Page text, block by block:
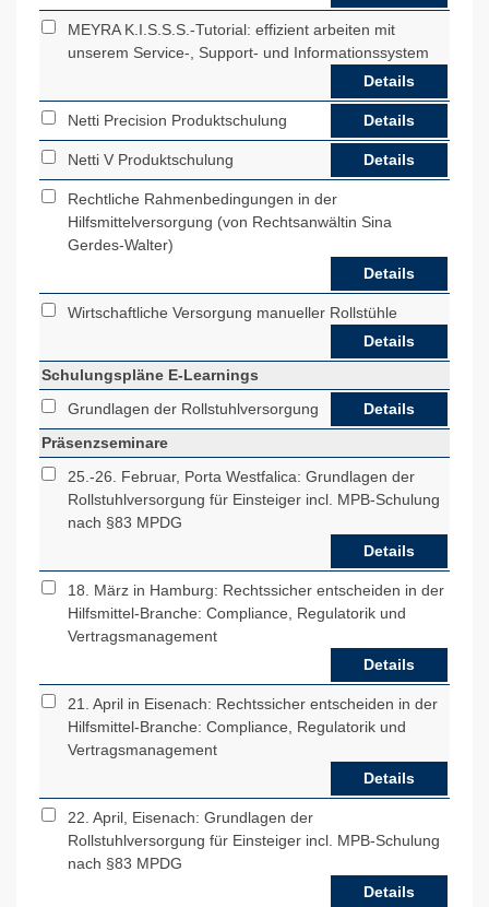
MEYRA K.I.S.S.S.-Tutorial: effizient arbeiten mit
unserem Service-, Support- und Informationssystem
Details
Netti Precision Produktschulung Details
Netti V Produktschulung Details
Rechtliche Rahmenbedingungen in der
Hilfsmittelversorgung (von Rechtsanwältin Sina
Gerdes-Walter)
Details
Wirtschaftliche Versorgung manueller Rollstühle
Details
Schulungspläne E-Learnings
Grundlagen der Rollstuhlversorgung
Details
Präsenzseminare
25.-26. Februar, Porta Westfalica: Grundlagen der
Rollstuhlversorgung für Einsteiger incl. MPB-Schulung
nach §83 MPDG
Details
18. März in Hamburg: Rechtssicher entscheiden in der
Hilfsmittel-Branche: Compliance, Regulatorik und
Vertragsmanagement
Details
21. April in Eisenach: Rechtssicher entscheiden in der
Hilfsmittel-Branche: Compliance, Regulatorik und
Vertragsmanagement
Details
22. April, Eisenach: Grundlagen der
Rollstuhlversorgung für Einsteiger incl. MPB-Schulung
nach §83 MPDG
Details